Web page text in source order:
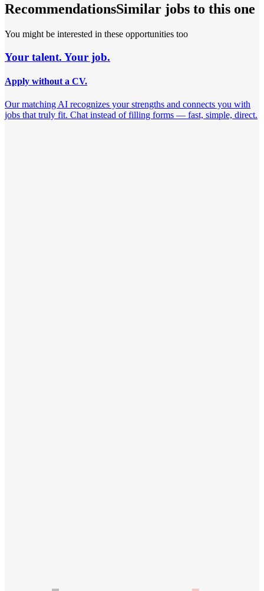
RecommendationsSimilar jobs to this one
You might be interested in these opportunities too
Your talent. Your job.
Apply without a CV.
Our matching AI recognizes your strengths and connects you with
jobs that truly fit. Chat instead of filling forms — fast, simple, direct.